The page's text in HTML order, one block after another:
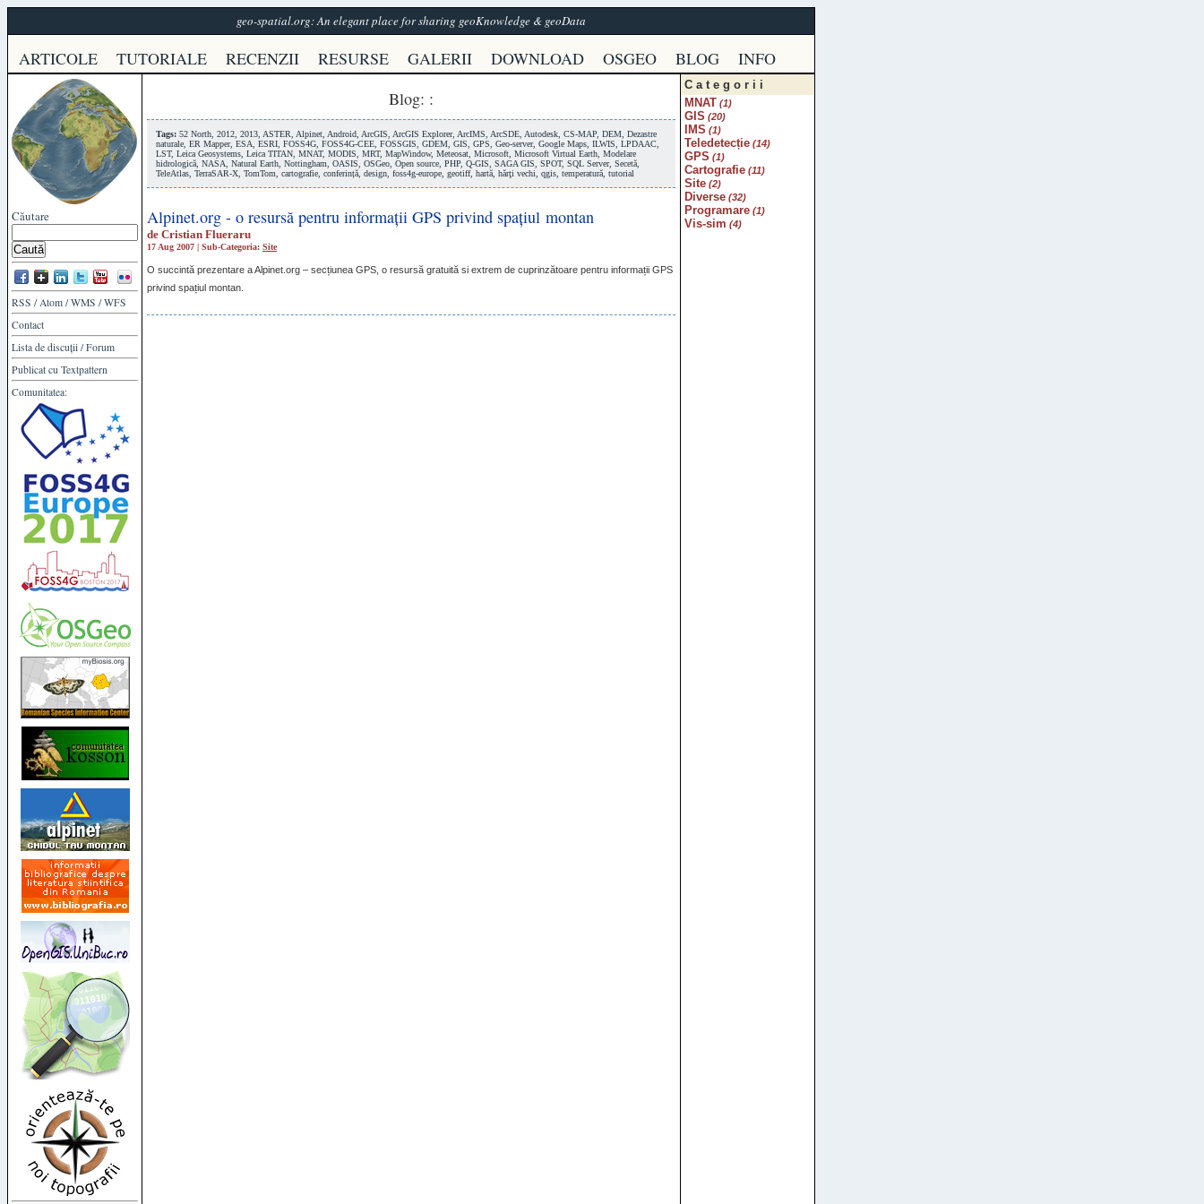
geo-spatial.org: An elegant place for sharing geoKnowledge & geoData
ARTICOLE TUTORIALE RECENZII RESURSE GALERII DOWNLOAD OSGEO BLOG INFO
Căutare
RSS /Atom /WMS /WFS
Contact
Lista de discuții /Forum
Publicat cu Textpattern
Comunitatea:
Blog: :
Tags: 52 North 2012 2013 ASTER Alpinet Android ArcGIS ArcGIS Explorer, ArcIMS ArcSDE Autodesk CS-MAP DEM Dezastre
naturale ER Mapper, ESA ESRI FOSS4G FOSS4G-CEE FOSSGIS GDEM GIS GPS Geo-server, Google Maps ILWIS LPDAAC
LST, Leica Geosystems Leica TITAN MNAT, MODIS MRT, MapWindow, Meteosat Microsoft Microsoft Virtual Earth Modelare
hidrologică NASA Natural Earth Nottingham OASIS OSGeo Open source PHP Q-GIS SAGA GIS SPOT, SQL Server, Secetă
TeleAtlas TerraSAR-X TomTom cartografie conferință design foss4g-europe geotiff, hartă hărţi vechi qgis temperatură tutorial
Alpinet.org - o resursă pentru informații GPS privind spațiul montan
de Cristian Flueraru
17 Aug 2007 | Sub-Categoria: Site
O succintă prezentare a Alpinet.org – secțiunea GPS , o resursă gratuită si extrem de cuprinzătoare pentru informații GPS
privind spațiul montan.
Categorii
MNAT (1)
GIS (20)
IMS (1)
Teledetecție (14)
GPS (1)
Cartografie (11)
Site (2)
Diverse (32)
Programare (1)
Vis-sim (4)